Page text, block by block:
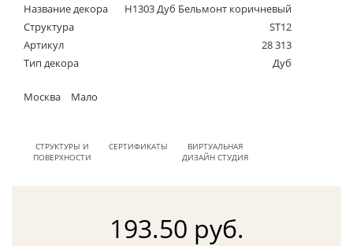
Название декора
H1303 Дуб Бельмонт коричневый
Структура
ST12
Артикул
28 313
Тип декора
Дуб
Москва Мало
СТРУКТУРЫ И
ПОВЕРХНОСТИ
СЕРТИФИКАТЫ
ВИРТУАЛЬНАЯ
ДИЗАЙН СТУДИЯ
193.50 руб.